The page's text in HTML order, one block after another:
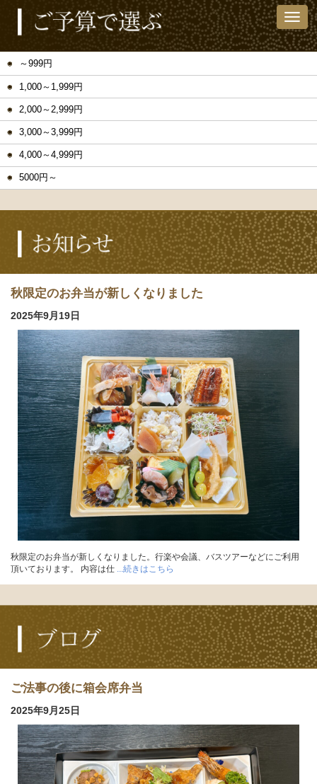
～999円
1,000～1,999円
2,000～2,999円
3,000～3,999円
4,000～4,999円
5000円～
秋限定のお弁当が新しくなりました
2025年9月19日
秋限定のお弁当が新しくなりました。行楽や会議、バスツアーなどにご利用
頂いております。 内容は仕
...続きはこちら
ご法事の後に箱会席弁当
2025年9月25日